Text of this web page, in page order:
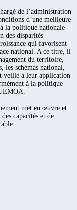
de l’administration
d’une meilleure
la politique nationale
des disparités
qui favorisent
national. A ce titre, il
du territoire,
les schémas national,
veille à leur application
à la politique
met en œuvre et
capacités et de